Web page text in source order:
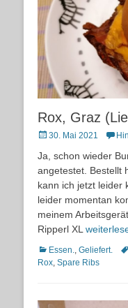
Rox, Graz
Posted30. Mai 2021
Ja, schon wieder
angetestet. Bestellt
kann ich jetzt leider
leider momentan
meinem
Ripperl XL
Kategorien
Essen., Geliefert.
Rox, Spare Ribs